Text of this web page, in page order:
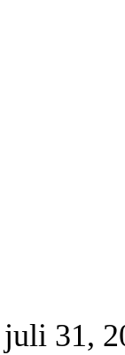
juli 31,